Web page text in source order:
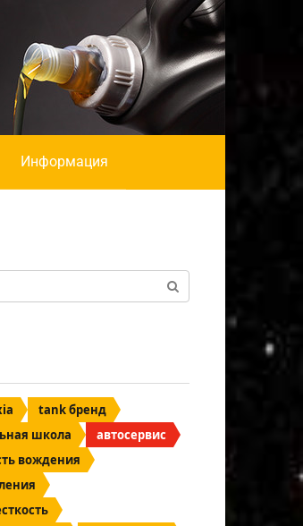
Информация
tank бренд
школа
автосервис
вождения